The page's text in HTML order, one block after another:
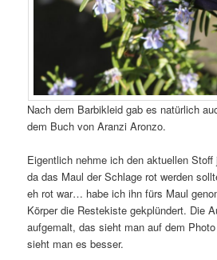
Nach dem Barbikleid gab es natürlich
dem Buch von Aranzi Aronzo.
Eigentlich nehme ich den aktuellen Stoff
da das Maul der Schlage rot werden
eh rot war… habe ich ihn fürs Maul
Körper die Restekiste gekplündert. Die
aufgemalt, das sieht man auf dem
sieht man es besser.